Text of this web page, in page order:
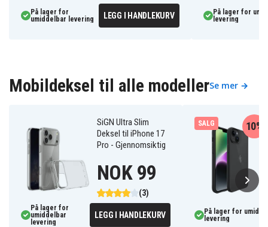
På lager for
umiddelbar levering
LEGG I HANDLEKURV
På lager for
levering
Mobildeksel til alle modellerSe mer →
SiGN Ultra Slim
Deksel til iPhone 17
Pro - Gjennomsiktig
(3)
NOK 99
På lager for
umiddelbar
levering
LEGG I HANDLEKURV
SALG 10%
På lager for
levering